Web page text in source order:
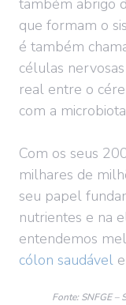
também abrigo
que formam o
é também
células
real entre o
com a
Com os seus
milhares de
seu papel
nutrientes e na
entendemos
cólon saudável
Fonte: SNFGE –